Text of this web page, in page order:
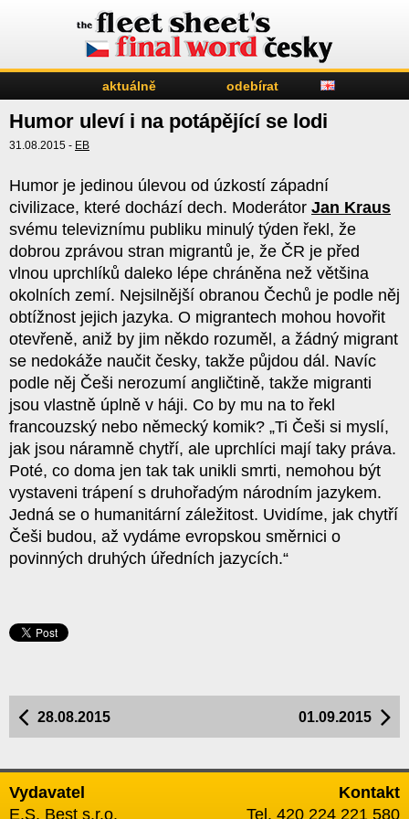
aktuálně odebírat
Humor uleví i na potápějící se lodi
31.08.2015 - EB
Humor je jedinou úlevou od úzkostí západní
civilizace, které dochází dech. Moderátor Jan Kraus
svému televiznímu publiku minulý týden řekl, že
dobrou zprávou stran migrantů je, že ČR je před
vlnou uprchlíků daleko lépe chráněna než většina
okolních zemí. Nejsilnější obranou Čechů je podle něj
obtížnost jejich jazyka. O migrantech mohou hovořit
otevřeně, aniž by jim někdo rozuměl, a žádný migrant
se nedokáže naučit česky, takže půjdou dál. Navíc
podle něj Češi nerozumí angličtině, takže migranti
jsou vlastně úplně v háji. Co by mu na to řekl
francouzský nebo německý komik? „Ti Češi si myslí,
jak jsou náramně chytří, ale uprchlíci mají taky práva.
Poté, co doma jen tak tak unikli smrti, nemohou být
vystaveni trápení s druhořadým národním jazykem.
Jedná se o humanitární záležitost. Uvidíme, jak chytří
Češi budou, až vydáme evropskou směrnici o
povinných druhých úředních jazycích.“
01.09.2015
28.08.2015
Vydavatel
E.S. Best s.r.o.
Kontakt
Tel. 420 224 221 580